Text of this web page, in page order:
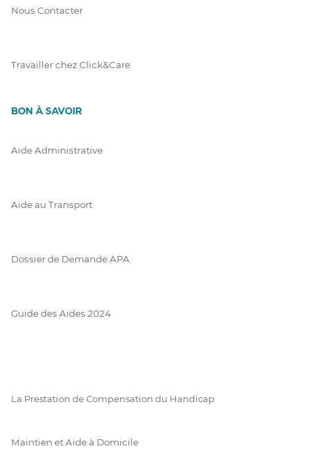
Nous Contacter
Travailler chez Click&Care
BON À SAVOIR
Aide Administrative
Aide au Transport
Dossier de Demande APA
Guide des Aides 2024
La Prestation de Compensation du Handicap
Maintien et Aide à Domicile